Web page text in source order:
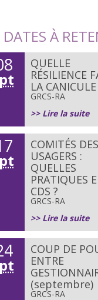
DATES À
QUELLE
RÉSILIENCE
LA CANICULE
GRCS-RA
>> Lire la suite
COMITÉS DES
USAGERS :
QUELLES
PRATIQUES
CDS ?
GRCS-RA
>> Lire la suite
COUP DE
ENTRE
(septembre)
GRCS-RA